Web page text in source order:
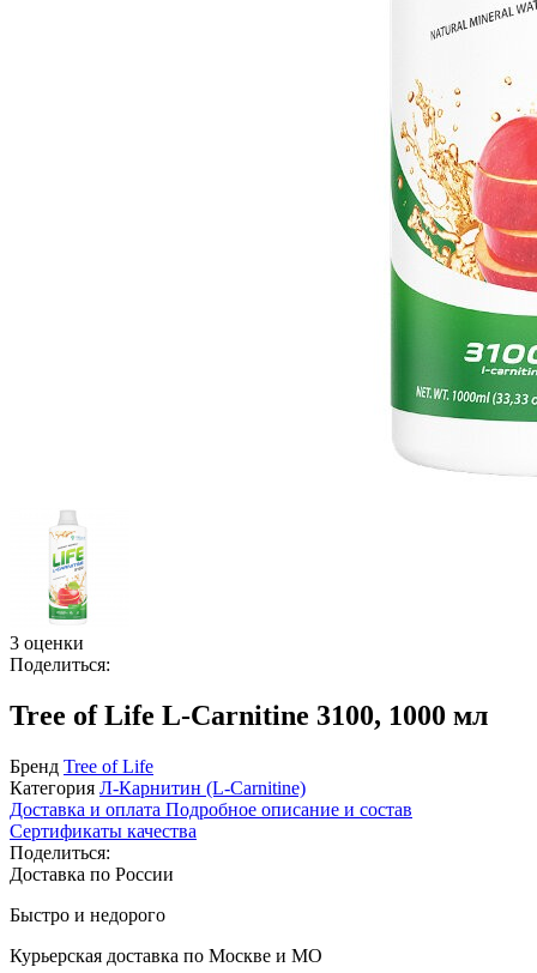
3 оценки
Поделиться:
Tree of Life L-Carnitine 3100, 1000 мл
Бренд Tree of Life
Категория Л-Карнитин (L-Сarnitine)
Доставка и оплата Подробное описание и состав
Сертификаты качества
Поделиться:
Доставка по России
Быстро и недорого
Курьерская доставка по Москве и МО